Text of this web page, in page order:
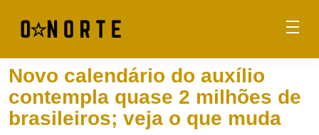
Novo calendário do auxílio
contempla quase 2 milhões de
brasileiros; veja o que muda